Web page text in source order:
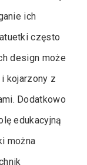
ich
często
design może
kojarzony z
Dodatkowo
edukacyjną
można